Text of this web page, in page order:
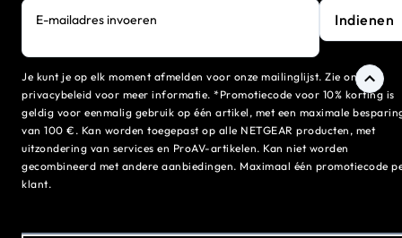
E-mailadres invoeren Indienen
Je kunt je op elk moment afmelden voor onze mailinglijst. Zie ons
privacybeleid voor meer informatie. *Promotiecode voor 10% korting is
geldig voor eenmalig gebruik op één artikel, met een maximale
van 100 €. Kan worden toegepast op alle NETGEAR producten, met
uitzondering van services en ProAV-artikelen. Kan niet worden
gecombineerd met andere aanbiedingen. Maximaal één promotiecode
klant.